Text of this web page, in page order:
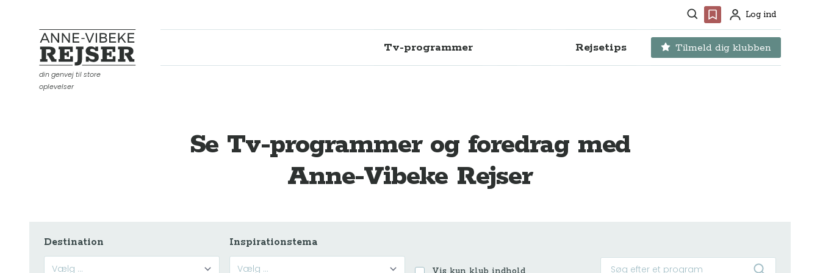
Søg Favoritter
ProfilLog ind
Anne-Vibeke Rejser
din genvej til store
oplevelser
Tv-programmer Rejsetips Tilmeld dig klubben
Se Tv-programmer og foredrag med
Anne-Vibeke Rejser
Destination Inspirationstema